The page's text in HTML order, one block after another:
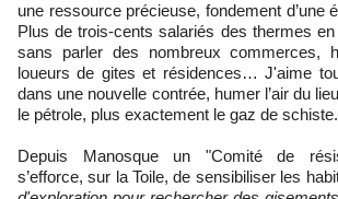
une ressource précieuse, fondement d’une
Plus de trois-cents salariés des thermes
sans parler des nombreux commerces,
loueurs de gites et résidences… J'aime
dans une nouvelle contrée, humer l’air du
le pétrole, plus exactement le gaz de schiste.
Depuis Manosque un "Comité de
s’efforce, sur la Toile, de sensibiliser les